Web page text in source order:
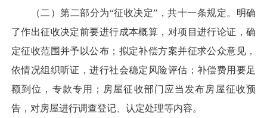
（二）第二部分为“征收决定”，共十一条规定。明确
了作出征收决定前要进行成本概算，对项目进行论证，确
定征收范围并予以公布；拟定补偿方案并征求公众意见，
依情况组织听证，进行社会稳定风险评估；补偿费用要足
额到位，专款专用；房屋征收部门应当发布房屋征收预
告，对房屋进行调查登记、认定处理等内容。